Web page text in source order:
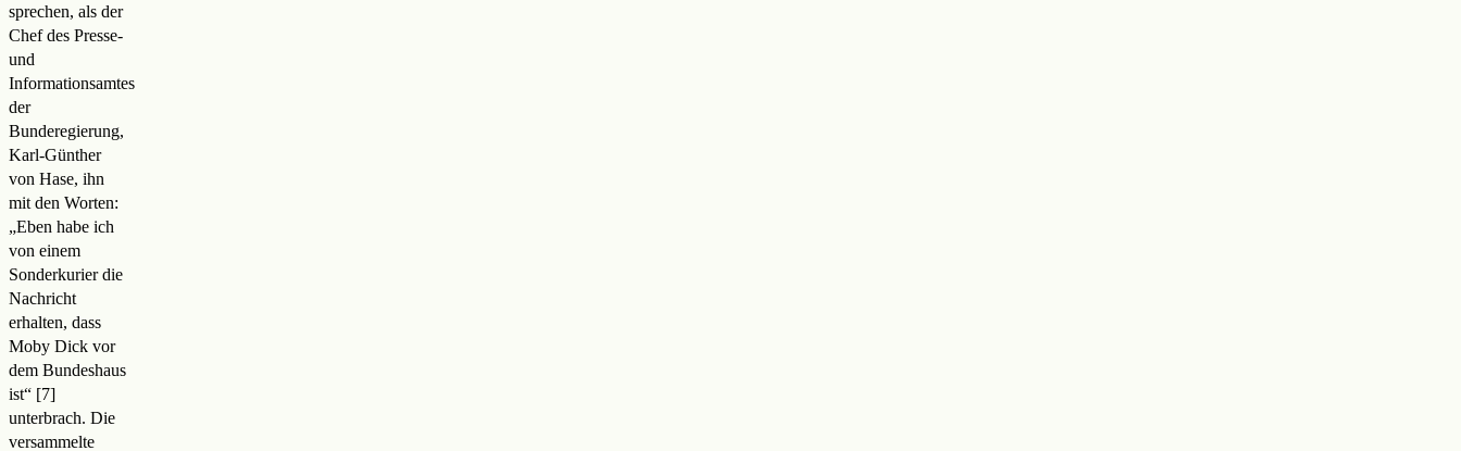
sprechen, als der
Chef des Presse-
und
Informationsamtes
der
Bunderegierung,
Karl-Günther
von Hase, ihn
mit den Worten:
„Eben habe ich
von einem
Sonderkurier die
Nachricht
erhalten, dass
Moby Dick vor
dem Bundeshaus
ist“
unterbrach. Die
versammelte